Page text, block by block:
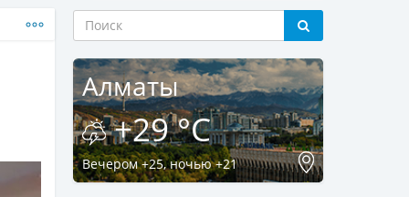
Алматы
+29 °C
Вечером +25, ночью +21